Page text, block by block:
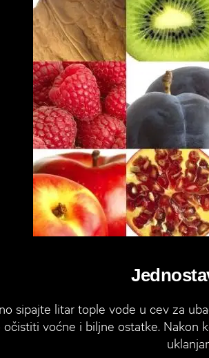
sipajte litar tople vode u cev za
voćne i biljne ostatke. Nakon